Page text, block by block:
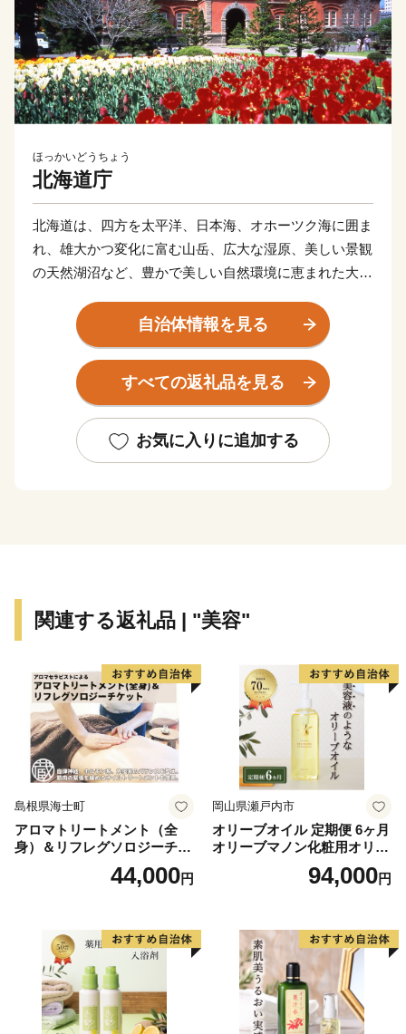
ほっかいどうちょう
北海道庁
北海道は、四方を太平洋、日本海、オホーツク海に囲ま
れ、雄大かつ変化に富む山岳、広大な湿原、美しい景観
の天然湖沼など、豊かで美しい自然環境に恵まれた大地
温帯気候の北限であると同時に、亜寒帯気候の南限に位
置し、年間の平均気温は６～10℃程度、平均降水量は
700～1,700mm程度と、冷涼低湿で梅雨や台風の影響も
ほとんどありません。
が咲くさわやかな夏。川にサケが遡上し、山々が赤や黄
に染まる紅葉の秋。そして、スキー、スケート、スノー
す。
が少ないと思われがちな北海道ですが、道内にはアイヌ
の人々によって保存・伝承されてきた古式舞踊や本州か
らの移住者によって伝えられた民俗芸能や祭りなど、特
有の歴史・文化が数多く残っています。
こうした本道ならではの独自性とその魅力を活かしなが
ら、幅広い方々と力を合わせて、「輝きつづける北海
道」を目指した取組を進めておりますので、ふるさと納
税を通じて北海道を応援していただけますようお願いい
自治体情報を見る
すべての返礼品を見る
お気に入りに追加する
関連する返礼品 | "美容"
島根県海士町
アロマトリートメント（全
身）＆リフレグソロジーチケ
44,000円
岡山県瀬戸内市
オリーブオイル 定期便 6ヶ月
オリーブマノン化粧用オリー
ブオイル 200ml オリーブ オ
イル 美容 スキンケア 化粧用
94,000円